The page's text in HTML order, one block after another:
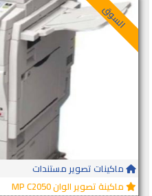
السوق
ماكينات تصوير مستندات
ماكينة تصوير الوان MP C2050